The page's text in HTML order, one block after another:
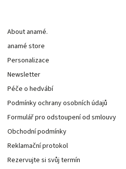
About anamé.
anamé store
Personalizace
Newsletter
Péče o hedvábí
Podmínky ochrany osobních údajů
Formulář pro odstoupení od smlouvy
Obchodní podmínky
Reklamační protokol
Rezervujte si svůj termín